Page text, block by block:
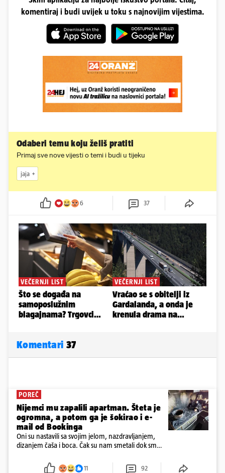
komentiraj i budi uvijek u toku s najnovijim vijestima.
Odaberi temu koju želiš pratiti
Primaj sve nove vijesti o temi i budi u tijeku
jaja
6 37
Komentari 37
POREČ
Nijemci mu zapalili apartman. Šteta je
ogromna, a potom ga je šokirao i e-
mail od Bookinga
Oni su nastavili sa svojim jelom, nazdravljanjem,
dizanjem čaša i boca. Čak su nam smetali dok smo
požar, rekao je vlasnik
11 92